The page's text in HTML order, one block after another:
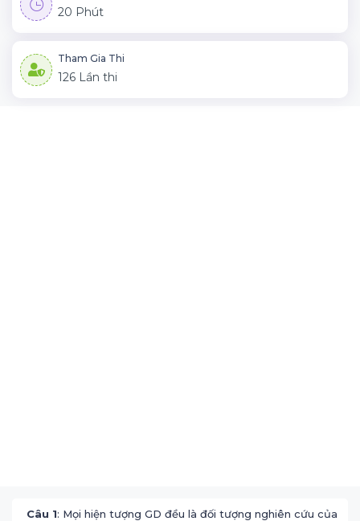
20 Phút
Tham Gia Thi
126 Lần thi
Câu 1: Mọi hiện tượng GD đều là đối tượng nghiên cứu của